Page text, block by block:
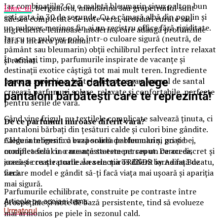
Iar combinațiile? Cu o maletă bleumarin și un palton bun
ești gata în 30 de secunde. Cu o cămașă albă din poplin și
un pulover merinos fin ai un registru office fără rigiditate.
Iar cu un pulover polo într-o culoare sigură (neutră, de
pământ sau bleumarin) obții echilibrul perfect între relaxat
și rafinat.
Iarna primează calitatea: alege
pantaloni bărbătești care te reprezintă!
Când vine frigul, nu textilele complicate salvează ținuta, ci
pantaloni bărbați din țesături calde și culori bine gândite.
Alege inteligent: o bază solidă de bleumarin, gri și bej,
completează cu o nuanță statement sau un carou discret și
joacă-te cu straturile. În selecția TRENDS by Adina Buzatu,
fiecare model e gândit să-ți facă viața mai ușoară și apariția
mai sigură.
Articole pe aceiasi tema:
Urmatorul
Lime-ul, bergamota, mandarina sau grapefruitul sunt
adesea completate de note verzi, acorduri curate sau
ingrediente lemnoase moderne, care adaugă profunzime
fără a încărca parfumul.
În același timp, parfumurile inspirate de vacanțe și
destinații exotice câștigă tot mai mult teren. Ingrediente
precum smochina, laptele de cocos sau lemnul de santal
creează parfumuri solare, relaxate și confortabile, perfecte
pentru serile de vară.
De ce parfumul miroase diferit vara?
Căldura intensifică evaporarea parfumului și poate
modifica felul în care acesta este perceput. De aceea,
aceeași creație poate avea un miros diferit iarna față de
vară.
Parfumurile echilibrate, construite pe contraste între
prospețime și note de bază persistente, tind să evolueze
mai armonios pe piele în sezonul cald.